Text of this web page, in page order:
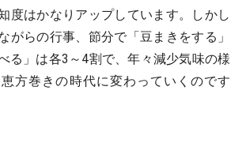
度はかなりアップしています。しかし
がらの行事、節分で「豆まきをする」
る」は各3～4割で、年々減少気味の様
方巻きの時代に変わっていくのです